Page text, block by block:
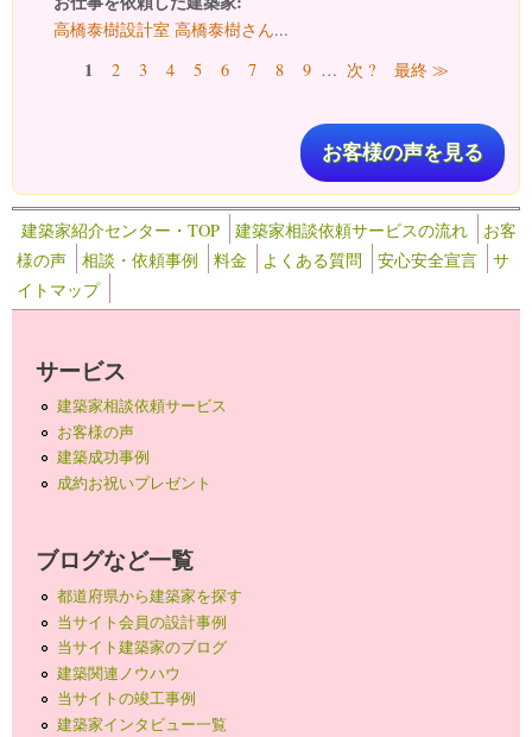
高橋泰樹設計室 高橋泰樹さん...
ページ1 2 3 4 5 6 7 8 9 … 次 ? 最終 ≫
お客様の声を見る
建築家紹介センター・TOP 建築家相談依頼サービスの流れ
お客
様の声
相談・依頼事例 料金 よくある質問 安心安全宣言
サ
イトマップ
サービス
建築家相談依頼サービス
お客様の声
建築成功事例
成約お祝いプレゼント
ブログなど一覧
都道府県から建築家を探す
当サイト会員の設計事例
当サイト建築家のブログ
建築関連ノウハウ
当サイトの竣工事例
建築家インタビュー一覧